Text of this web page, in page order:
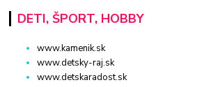
DETI, ŠPORT, HOBBY
www.kamenik.sk
www.detsky-raj.sk
www.detskaradost.sk